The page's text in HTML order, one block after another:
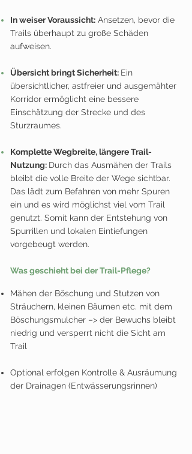
In weiser Voraussicht: Ansetzen, bevor die
Trails überhaupt zu große Schäden
aufweisen.
Übersicht bringt Sicherheit: Ein
übersichtlicher, astfreier und ausgemähter
Korridor ermöglicht eine bessere
Einschätzung der Strecke und des
Sturzraumes.
Komplette Wegbreite, längere Trail-
Nutzung: Durch das Ausmähen der Trails
bleibt die volle Breite der Wege sichtbar.
Das lädt zum Befahren von mehr Spuren
ein und es wird möglichst viel vom Trail
genutzt. Somit kann der Entstehung von
Spurrillen und lokalen Eintiefungen
vorgebeugt werden.
Was geschieht bei der Trail-Pflege?
Mähen der Böschung und Stutzen von
Sträuchern, kleinen Bäumen etc. mit dem
Böschungsmulcher –> der Bewuchs bleibt
niedrig und versperrt nicht die Sicht am
Trail
Optional erfolgen Kontrolle & Ausräumung
der Drainagen (Entwässerungsrinnen)